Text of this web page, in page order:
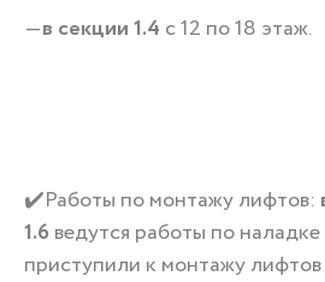
—в секции 1.4 с 12 по 18 этаж.
✔️Работы по монтажу лифтов:
1.6 ведутся работы по
приступили к монтажу лифтов